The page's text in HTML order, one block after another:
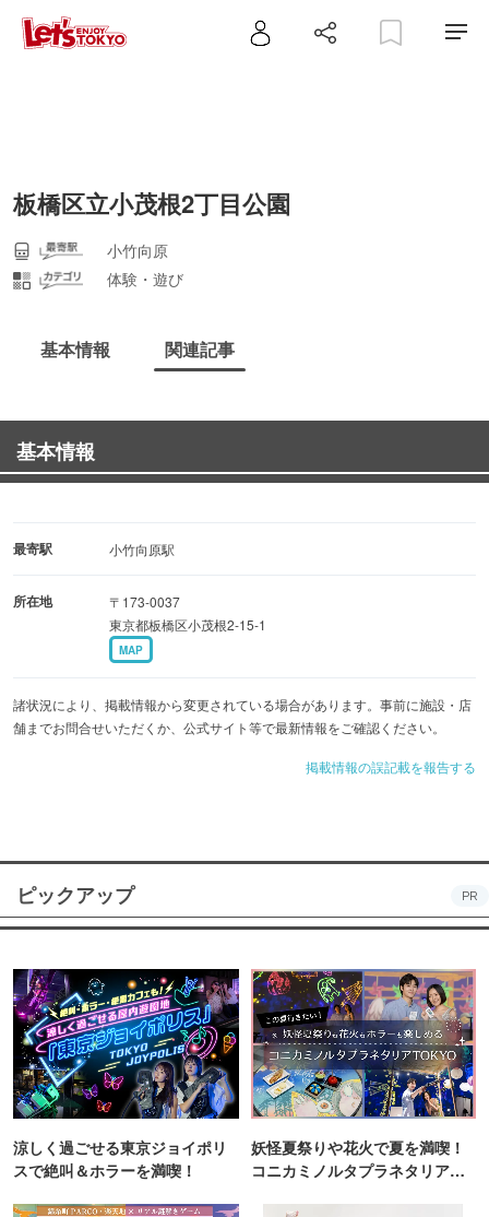
板橋区立小茂根2丁目公園
小竹向原
体験・遊び
基本情報 関連記事
基本情報
最寄駅 小竹向原駅
所在地
〒173-0037
東京都板橋区小茂根2-15-1
MAP
諸状況により、掲載情報から変更されている場合があります。事前に施設・店
舗までお問合せいただくか、公式サイト等で最新情報をご確認ください。
掲載情報の誤記載を報告する
ピックアップ PR
涼しく過ごせる東京ジョイポリ
スで絶叫＆ホラーを満喫！
妖怪夏祭りや花火で夏を満喫！
コニカミノルタプラネタリア